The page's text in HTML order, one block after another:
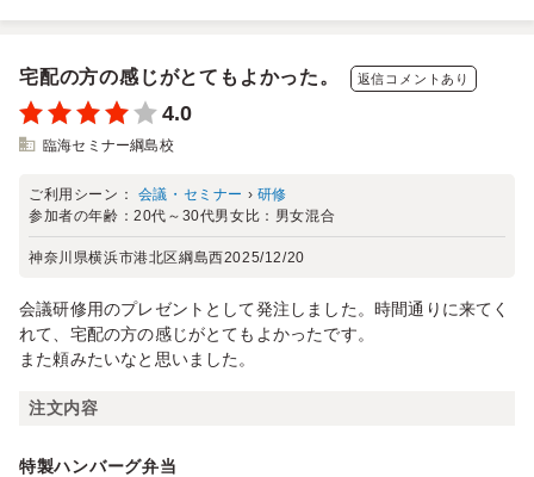
宅配の方の感じがとてもよかった。 返信コメントあり
4.0
臨海セミナー綱島校
ご利用シーン： 会議・セミナー › 研修
参加者の年齢：20代～30代男女比： 男女混合
神奈川県横浜市港北区綱島西2025/12/20
会議研修用のプレゼントとして発注しました。時間通りに来てく
れて、宅配の方の感じがとてもよかったです。
また頼みたいなと思いました。
注文内容
特製ハンバーグ弁当